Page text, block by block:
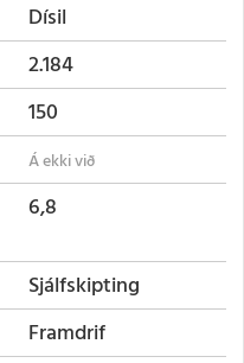
Dísil
2.184
150
6,8
Sjálfskipting
Framdrif